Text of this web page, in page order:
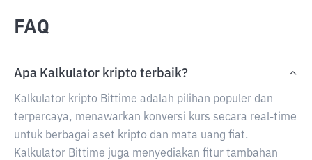
FAQ
Apa Kalkulator kripto terbaik?
Kalkulator kripto Bittime adalah pilihan populer dan
terpercaya, menawarkan konversi kurs secara real-time
untuk berbagai aset kripto dan mata uang fiat.
Kalkulator Bittime juga menyediakan fitur tambahan